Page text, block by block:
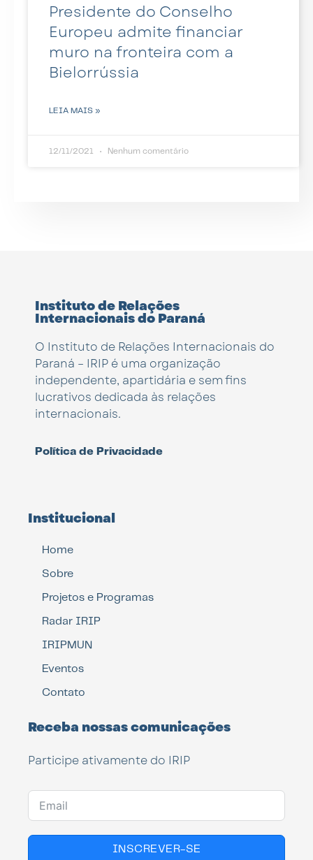
Presidente do Conselho
Europeu admite financiar
muro na fronteira com a
Bielorrússia
LEIA MAIS »
12/11/2021 Nenhum comentário
Instituto de Relações
Internacionais do Paraná
O Instituto de Relações Internacionais do
Paraná – IRIP é uma organização
independente, apartidária e sem fins
lucrativos dedicada às relações
internacionais.
Política de Privacidade
Institucional
Home
Sobre
Projetos e Programas
Radar IRIP
IRIPMUN
Eventos
Contato
Receba nossas comunicações
Participe ativamente do IRIP
INSCREVER-SE